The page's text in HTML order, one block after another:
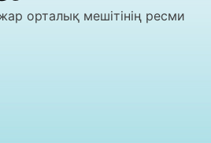
орталық мешітінің ресми